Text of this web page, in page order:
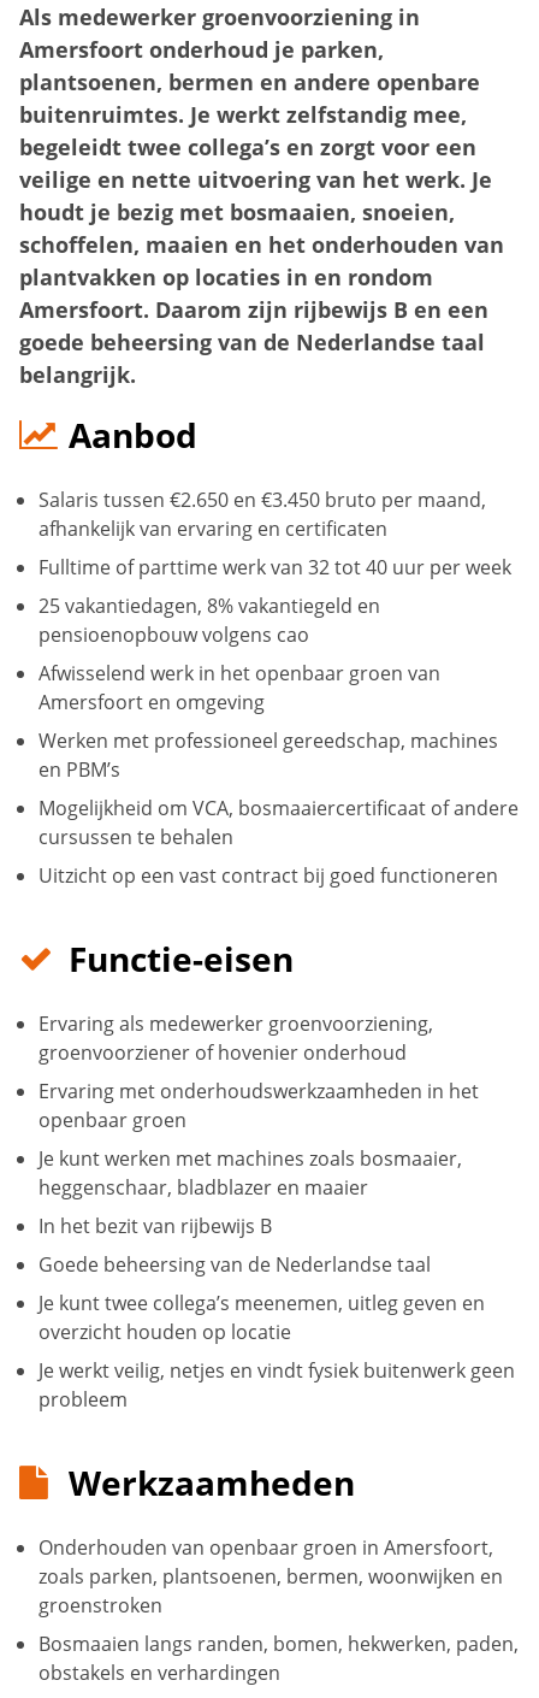
Als medewerker groenvoorziening in
Amersfoort onderhoud je parken,
plantsoenen, bermen en andere openbare
buitenruimtes. Je werkt zelfstandig mee,
begeleidt twee collega’s en zorgt voor een
veilige en nette uitvoering van het werk. Je
houdt je bezig met bosmaaien, snoeien,
schoffelen, maaien en het onderhouden van
plantvakken op locaties in en rondom
Amersfoort. Daarom zijn rijbewijs B en een
goede beheersing van de Nederlandse taal
belangrijk.
Aanbod
Salaris tussen €2.650 en €3.450 bruto per maand,
afhankelijk van ervaring en certificaten
Fulltime of parttime werk van 32 tot 40 uur per week
25 vakantiedagen, 8% vakantiegeld en
pensioenopbouw volgens cao
Afwisselend werk in het openbaar groen van
Amersfoort en omgeving
Werken met professioneel gereedschap, machines
en PBM’s
Mogelijkheid om VCA, bosmaaiercertificaat of andere
cursussen te behalen
Uitzicht op een vast contract bij goed functioneren
Functie-eisen
Ervaring als medewerker groenvoorziening,
groenvoorziener of hovenier onderhoud
Ervaring met onderhoudswerkzaamheden in het
openbaar groen
Je kunt werken met machines zoals bosmaaier,
heggenschaar, bladblazer en maaier
In het bezit van rijbewijs B
Goede beheersing van de Nederlandse taal
Je kunt twee collega’s meenemen, uitleg geven en
overzicht houden op locatie
Je werkt veilig, netjes en vindt fysiek buitenwerk geen
probleem
Werkzaamheden
Onderhouden van openbaar groen in Amersfoort,
zoals parken, plantsoenen, bermen, woonwijken en
groenstroken
Bosmaaien langs randen, bomen, hekwerken, paden,
obstakels en verhardingen